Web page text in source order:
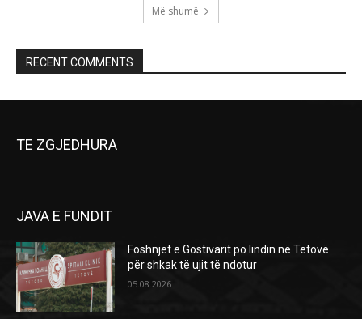
Më shumë
RECENT COMMENTS
TE ZGJEDHURA
JAVA E FUNDIT
Foshnjet e Gostivarit po lindin në Tetovë
për shkak të ujit të ndotur
05.08.2026